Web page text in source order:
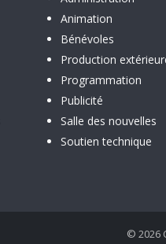
Animation
Bénévoles
Production
Programmation
Publicité
Salle des nouvelles
Soutien technique
© 2026